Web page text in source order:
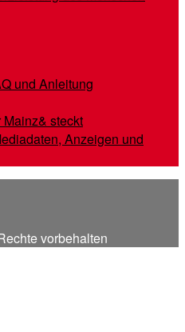
und Anleitung
steckt
Anzeigen und
vorbehalten